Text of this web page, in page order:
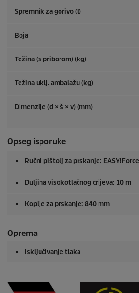
Spremnik za gorivo (l)
Boja
Težina (s priborom) (kg)
Težina uklj. ambalažu (kg)
Dimenzije (d × š × v) (mm)
Opseg isporuke
Ručni pištolj za prskanje: EASY!Force
Duljina visokotlačnog crijeva: 10 m
Koplje za prskanje: 840 mm
Oprema
Isključivanje tlaka